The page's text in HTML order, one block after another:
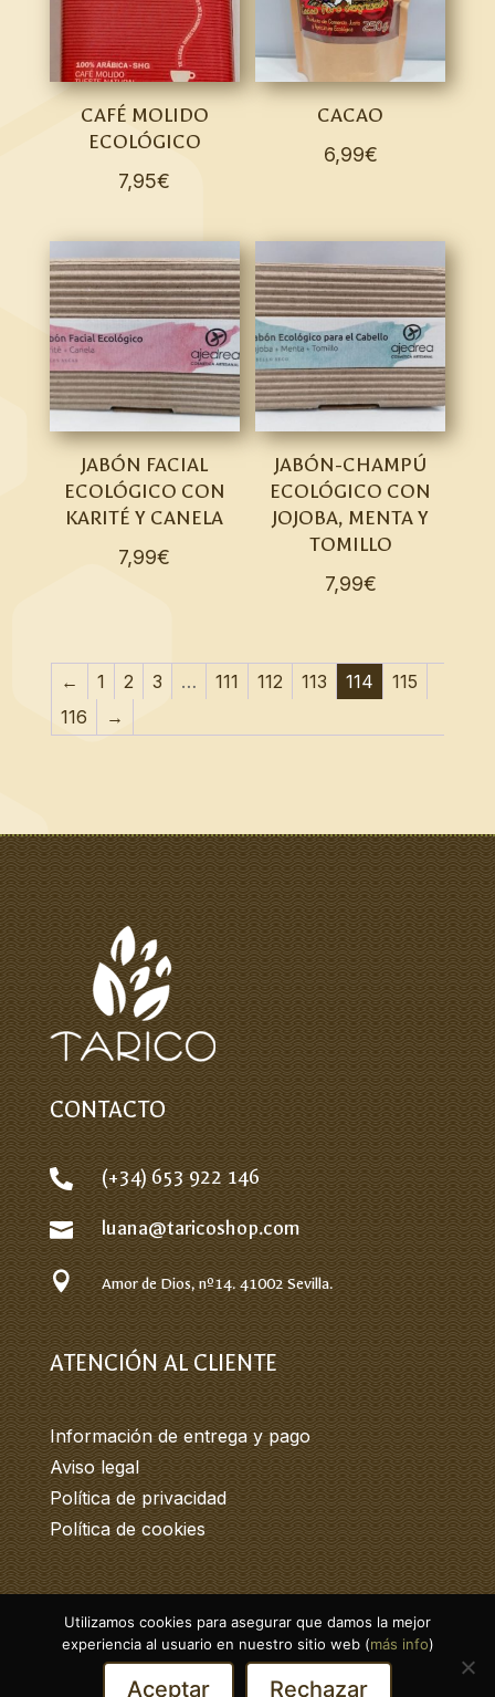
CAFÉ MOLIDO
ECOLÓGICO
7,95€
CACAO
6,99€
JABÓN FACIAL
ECOLÓGICO CON
KARITÉ Y CANELA
7,99€
JABÓN-CHAMPÚ
ECOLÓGICO CON
JOJOBA, MENTA Y
TOMILLO
7,99€
← 1 2 3 … 111 112 113 114
115
116
→
CONTACTO
 (+34) 653 922 146
 luana@taricoshop.com
 Amor de Dios, nº14.41002 Sevilla.
ATENCIÓN AL CLIENTE
Información de entrega y pago
Aviso legal
Política de privacidad
Política de cookies
© 2026 Tarico. Todos los derechos
reservados.
Utilizamos cookies para asegurar que damos la mejor
experiencia al usuario en nuestro sitio web (más info)
Aceptar Rechazar